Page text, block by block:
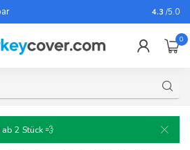
Für fast
4.3 /5.0
0
ab 2 Stück 💨